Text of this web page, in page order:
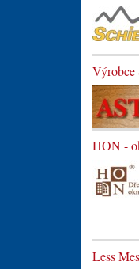
Výrobce
HON -
Less